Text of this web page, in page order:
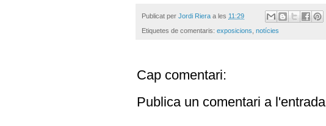
Publicat per Jordi Riera a les 11:29
Etiquetes de comentaris: exposicions notícies
Cap comentari:
Publica un comentari a l'entrada